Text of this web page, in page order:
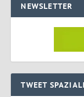
NEWSLETTER
TWEET SPAZIALI